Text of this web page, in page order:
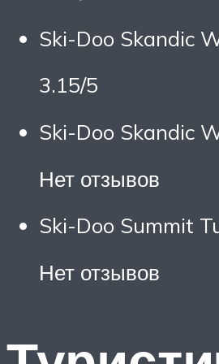
Ski-Doo Skandic
3.15/5
Ski-Doo Skandic
Нет отзывов
Ski-Doo Summit
Нет отзывов